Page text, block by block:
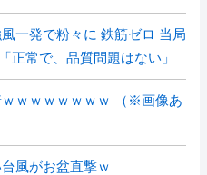
一発で粉々に 鉄筋ゼロ 当局
正常で、品質問題はない」
ｗｗｗｗｗｗｗｗ （※画像あ
風がお盆直撃ｗ